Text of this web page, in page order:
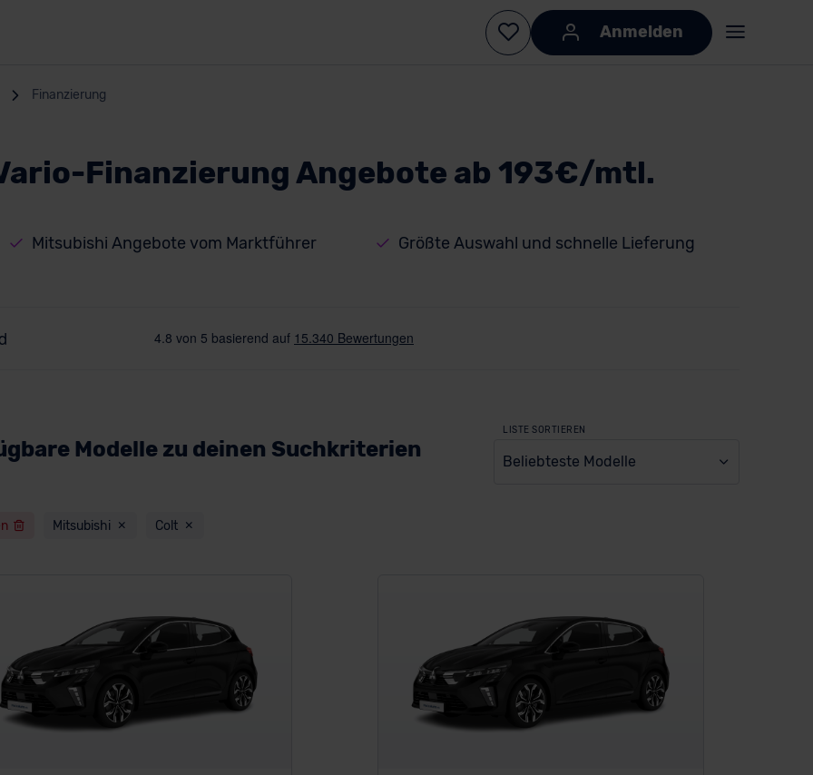
Anmelden
Finanzierung
Finanzierung Angebote ab 193€/mtl.
Mitsubishi Angebote vom Marktführer Größte Auswahl und schnelle Lieferung
Modelle zu deinen Suchkriterien
LISTE SORTIEREN
Beliebteste Modelle
Mitsubishi Colt